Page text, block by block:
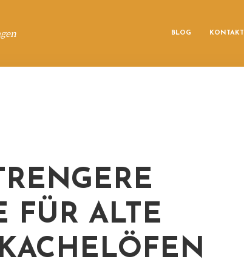
BLOG KONTAKT
FÜR ALTE